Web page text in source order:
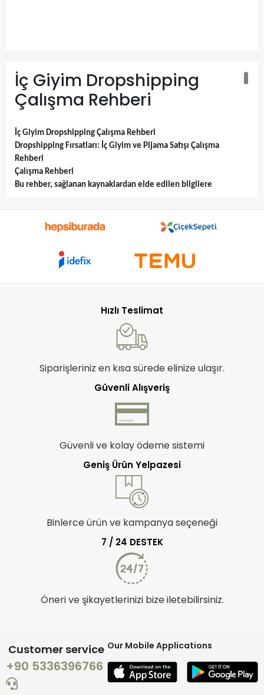
İç Giyim Dropshipping
Çalışma Rehberi
İç Giyim Dropshipping Çalışma Rehberi
Dropshipping Fırsatları: İç Giyim ve Pijama Satışı Çalışma
Rehberi
Çalışma Rehberi
Bu rehber, sağlanan kaynaklardan elde edilen bilgilere
fırsatlarını anlamanıza yardımcı olacaktır.
Kaynaklar, yoncatoptan.com aracılığıyla stok taşımadan ve
kazanmanın bir yolunu önermektedir. Bu model, XML desteği
sayesinde 20 binden fazla ürünün otomatik olarak senkronize
Quiz
yoncatoptan.com hangi ürün kategorilerinde dropshipping fırsatı
Hızlı Teslimat
Siparişleriniz en kısa sürede elinize ulaşır.
Güvenli Alışveriş
Güvenli ve kolay ödeme sistemi
Geniş Ürün Yelpazesi
Binlerce ürün ve kampanya seçeneği
7 / 24 DESTEK
Öneri ve şikayetlerinizi bize iletebilirsiniz.
Customer service
+90 5336396766
Our Mobile Applications